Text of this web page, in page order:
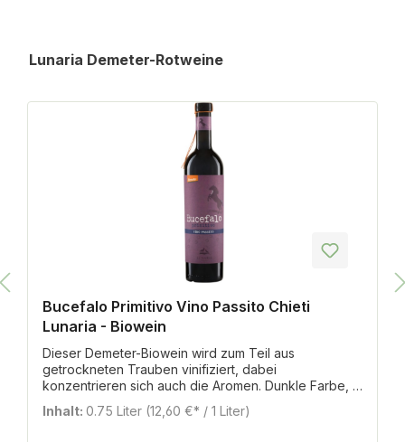
Produktgalerie überspringen
Lunaria Demeter-Rotweine
Bucefalo Primitivo Vino Passito Chieti
Lunaria - Biowein
Dieser Demeter-Biowein wird zum Teil aus
getrockneten Trauben vinifiziert, dabei
konzentrieren sich auch die Aromen. Dunkle Farbe, in
der Nase getrocknete Früchte und Dörrobst,
Pflaume, dezente Portweinaromatik. Weich, warm
Inhalt: 0.75 Liter (12,60 €* / 1 Liter)